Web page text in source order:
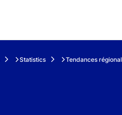
Statistics Tendances